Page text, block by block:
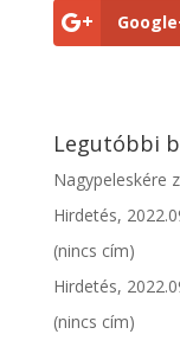
Legutóbbi
Nagypeleskére
Hirdetés,
(nincs cím)
Hirdetés,
(nincs cím)